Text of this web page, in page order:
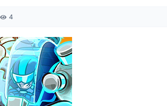
4